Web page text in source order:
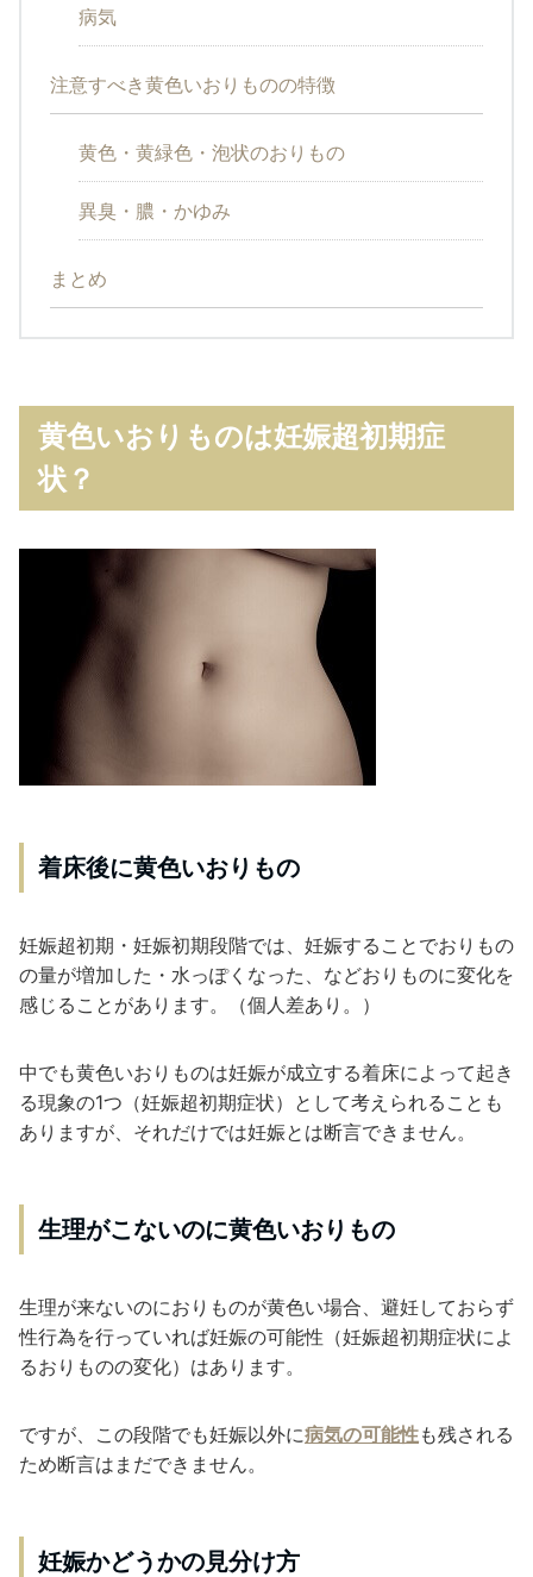
病気
注意すべき黄色いおりものの特徴
黄色・黄緑色・泡状のおりもの
異臭・膿・かゆみ
まとめ
黄色いおりものは妊娠超初期症
状？
着床後に黄色いおりもの
妊娠超初期・妊娠初期段階では、妊娠することでおりもの
の量が増加した・水っぽくなった、などおりものに変化を
感じることがあります。（個人差あり。）
中でも黄色いおりものは妊娠が成立する着床によって起き
る現象の1つ（妊娠超初期症状）として考えられることも
ありますが、それだけでは妊娠とは断言できません。
生理がこないのに黄色いおりもの
生理が来ないのにおりものが黄色い場合、避妊しておらず
性行為を行っていれば妊娠の可能性（妊娠超初期症状によ
るおりものの変化）はあります。
ですが、この段階でも妊娠以外に病気の可能性も残される
ため断言はまだできません。
妊娠かどうかの見分け方